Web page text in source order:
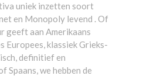
uniek inzetten soort
en Monopoly levend . Of
geeft aan Amerikaans
Europees, klassiek Grieks-
definitief en
Spaans, we hebben de